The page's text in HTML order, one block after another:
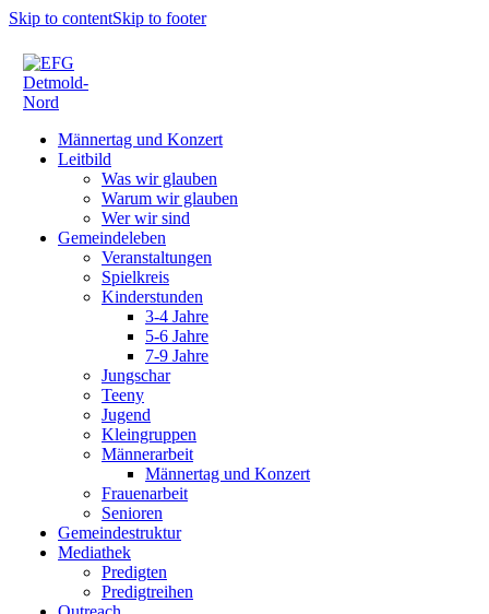
Skip to contentSkip to footer
Männertag und Konzert
Leitbild
Was wir glauben
Warum wir glauben
Wer wir sind
Gemeindeleben
Veranstaltungen
Spielkreis
Kinderstunden
3-4 Jahre
5-6 Jahre
7-9 Jahre
Jungschar
Teeny
Jugend
Kleingruppen
Männerarbeit
Männertag und Konzert
Frauenarbeit
Senioren
Gemeindestruktur
Mediathek
Predigten
Predigtreihen